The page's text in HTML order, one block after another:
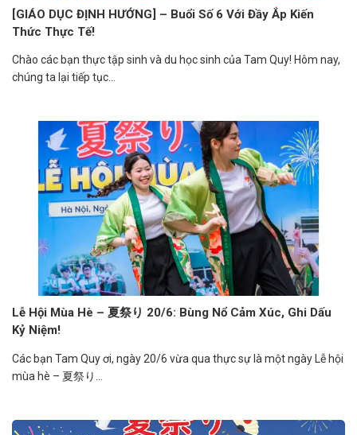
[GIÁO DỤC ĐỊNH HƯỚNG] – Buổi Số 6 Với Đầy Ắp Kiến
Thức Thực Tế!
Chào các bạn thực tập sinh và du học sinh của Tam Quy! Hôm nay,
chúng ta lại tiếp tục...
Lễ Hội Mùa Hè – 夏祭り 20/6: Bùng Nổ Cảm Xúc, Ghi Dấu
Kỷ Niệm!
Các bạn Tam Quy ơi, ngày 20/6 vừa qua thực sự là một ngày Lễ hội
mùa hè – 夏祭り...